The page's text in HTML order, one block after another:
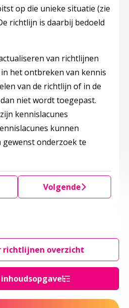
op die unieke situatie (zie
richtlijn is daarbij bedoeld
van richtlijnen
het ontbreken van kennis
van de richtlijn of in de
niet wordt toegepast.
kennislacunes
kunnen
onderzoek te
Volgende
richtlijnen overzicht